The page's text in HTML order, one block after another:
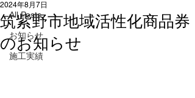
All Posts
お知らせ
施工実績
筑紫野市地域活性化商品券
のお知らせ
2024年8月7日